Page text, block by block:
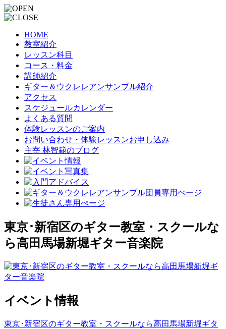
HOME
教室紹介
レッスン科目
コース・料金
講師紹介
ギター＆ウクレレアンサンブル紹介
アクセス
スケジュールカレンダー
よくある質問
体験レッスンのご案内
お問い合わせ・体験レッスンお申し込み
主宰 林智範のブログ
東京･新宿区のギター教室・スクールな
ら高田馬場新堀ギター音楽院
イベント情報
東京･新宿区のギター教室・スクールなら高田馬場新堀ギタ